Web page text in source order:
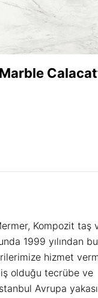
Marble
Kompozit taş
1999 yılından
hizmet
olduğu tecrübe ve
Avrupa